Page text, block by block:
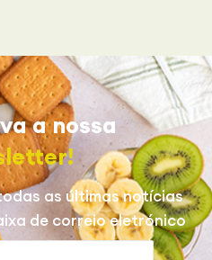
a nossa
as últimas notícias
de correio eletrónico